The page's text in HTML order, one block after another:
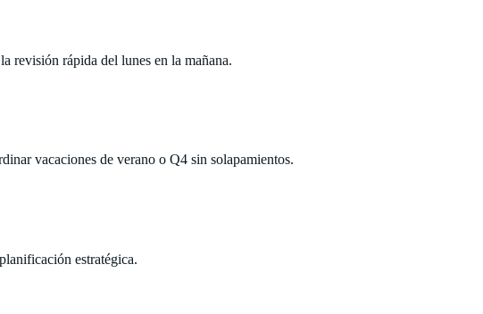
revisión rápida del lunes en la mañana.
vacaciones de verano o Q4 sin solapamientos.
estratégica.